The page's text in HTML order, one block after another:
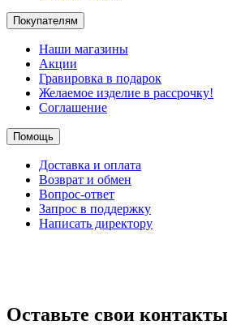
Покупателям
Наши магазины
Акции
Гравировка в подарок
Желаемое изделие в рассрочку!
Соглашение
Помощь
Доставка и оплата
Возврат и обмен
Вопрос-ответ
Запрос в поддержку
Написать директору
Оставьте свои контакты